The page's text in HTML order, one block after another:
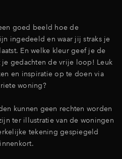
goed beeld hoe de
ingedeeld en waar jij straks je
En welke kleur geef je de
je gedachten de vrije loop! Leuk
en inspiratie op te doen via
woning?
kunnen geen rechten worden
ter illustratie van de woningen
tekening gespiegeld